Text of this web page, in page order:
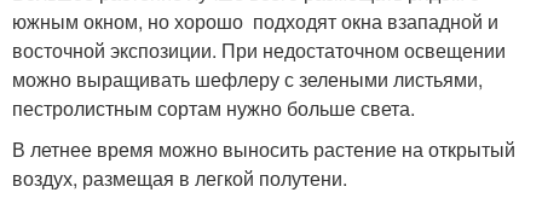
южным окном, но хорошо подходят окна взападной и
восточной экспозиции. При недостаточном освещении
можно выращивать шефлеру с зелеными листьями,
пестролистным сортам нужно больше света.
В летнее время можно выносить растение на открытый
воздух, размещая в легкой полутени.